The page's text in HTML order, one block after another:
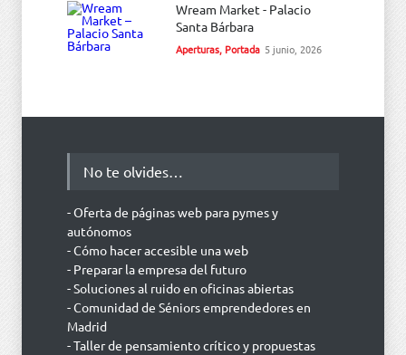
Wream Market - Palacio
Santa Bárbara
Aperturas, Portada 5 junio, 2026
No te olvides…
- Oferta de páginas web para pymes y
autónomos
- Cómo hacer accesible una web
- Preparar la empresa del futuro
- Soluciones al ruido en oficinas abiertas
- Comunidad de Séniors emprendedores en
Madrid
- Taller de pensamiento crítico y propuestas